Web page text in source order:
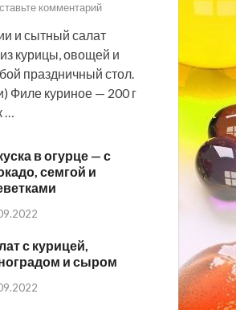
комментарий
и сытный салат
курицы, овощей и
праздничный стол.
Филе куриное — 200 г
…
в огурце — с
семгой и
с курицей,
и сыром